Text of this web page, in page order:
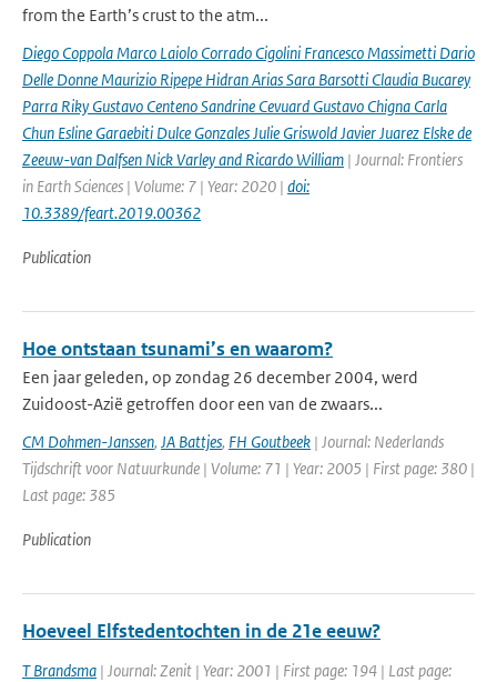
from the Earth’s crust to the atm...
Diego Coppola Marco Laiolo Corrado Cigolini Francesco Massimetti Dario
Delle Donne Maurizio Ripepe Hidran Arias Sara Barsotti Claudia Bucarey
Parra Riky Gustavo Centeno Sandrine Cevuard Gustavo Chigna Carla
Chun Esline Garaebiti Dulce Gonzales Julie Griswold Javier Juarez Elske de
Zeeuw-van Dalfsen Nick Varley and Ricardo William | Journal: Frontiers
in Earth Sciences | Volume: 7 | Year: 2020 | doi:
10.3389/feart.2019.00362
Publication
Hoe ontstaan tsunami’s en waarom?
Een jaar geleden, op zondag 26 december 2004, werd
Zuidoost-Azië getroffen door een van de zwaars...
CM Dohmen-Janssen, JA Battjes, FH Goutbeek | Journal: Nederlands
Tijdschrift voor Natuurkunde | Volume: 71 | Year: 2005 | First page: 380 |
Last page: 385
Publication
Hoeveel Elfstedentochten in de 21e eeuw?
T Brandsma | Journal: Zenit | Year: 2001 | First page: 194 | Last page: